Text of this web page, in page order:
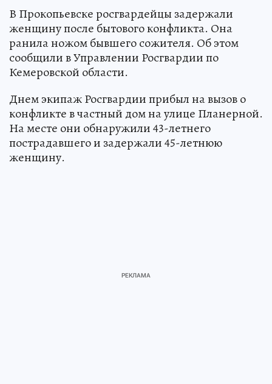
В Прокопьевске росгвардейцы задержали
женщину после бытового конфликта. Она
ранила ножом бывшего сожителя. Об этом
сообщили в Управлении Росгвардии по
Кемеровской области.
Днем экипаж Росгвардии прибыл на вызов о
конфликте в частный дом на улице Планерной.
На месте они обнаружили 43-летнего
пострадавшего и задержали 45-летнюю
женщину.